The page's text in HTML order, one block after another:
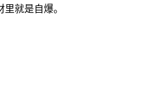
就是自爆。